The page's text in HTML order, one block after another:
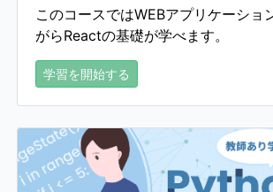
このコースではWEBアプリケーショ
がらReactの基礎が学べます。
学習を開始する